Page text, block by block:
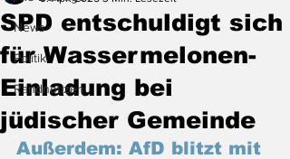
News
Politik
Randnotizen
SPD entschuldigt sich
für Wassermelonen-
Einladung bei
jüdischer Gemeinde
Außerdem: AfD blitzt mit